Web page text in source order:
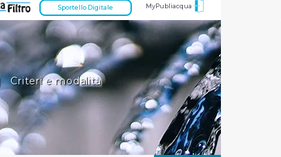
MyPubliacqua
Sportello Digitale
Criteri e modalità